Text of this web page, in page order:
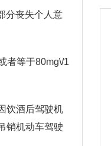
分丧失个人意
者等于80mg\/1
饮酒后驾驶机
销机动车驾驶